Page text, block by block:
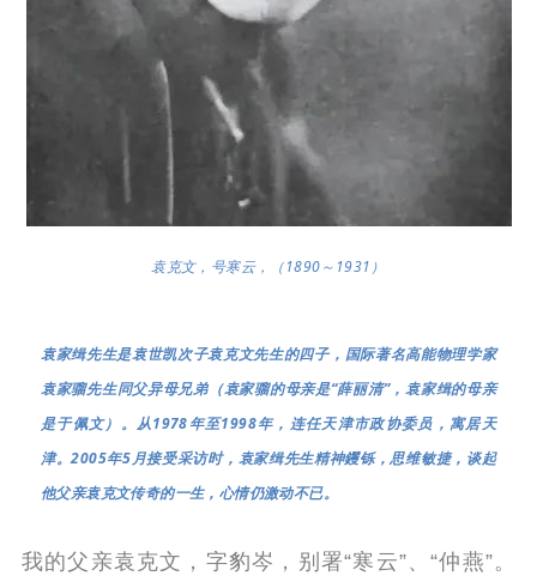
袁克文，号寒云，（1890～1931）
袁家缉先生是袁世凯次子袁克文先生的四子，国际著名高能物理学家
袁家骝先生同父异母兄弟（袁家骝的母亲是“薛丽清”，袁家缉的母亲
是于佩文）。从1978年至1998年，连任天津市政协委员，寓居天
津。2005年5月接受采访时，袁家缉先生精神钁铄，思维敏捷，谈起
他父亲袁克文传奇的一生，心情仍激动不已。
我的父亲袁克文，字豹岑，别署“寒云”、“仲燕”。